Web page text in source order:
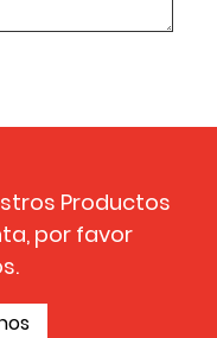
Productos
por favor